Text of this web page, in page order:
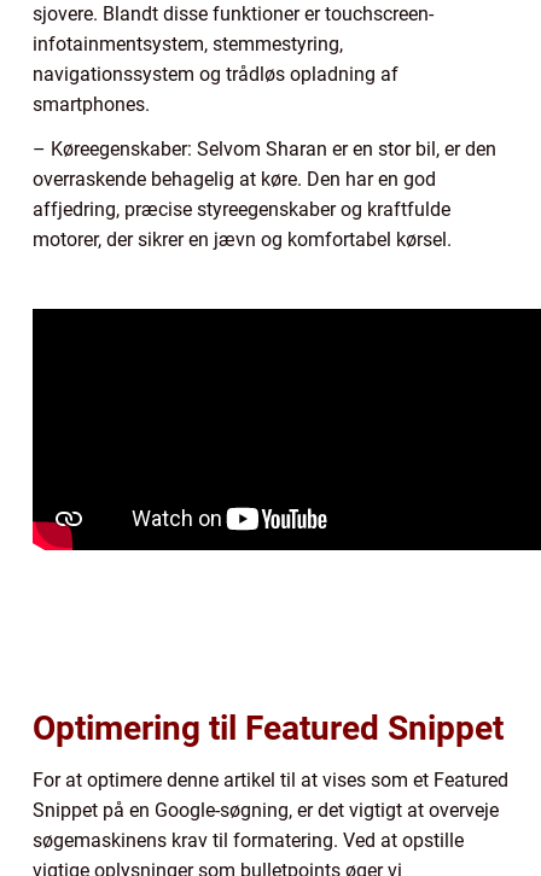
sjovere. Blandt disse funktioner er touchscreen-
infotainmentsystem, stemmestyring,
navigationssystem og trådløs opladning af
smartphones.
– Køreegenskaber: Selvom Sharan er en stor bil, er den
overraskende behagelig at køre. Den har en god
affjedring, præcise styreegenskaber og kraftfulde
motorer, der sikrer en jævn og komfortabel kørsel.
Optimering til Featured Snippet
For at optimere denne artikel til at vises som et Featured
Snippet på en Google-søgning, er det vigtigt at overveje
søgemaskinens krav til formatering. Ved at opstille
vigtige oplysninger som bulletpoints øger vi